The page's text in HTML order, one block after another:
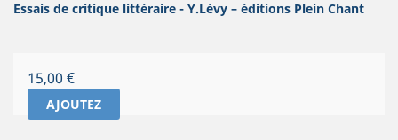
Essais de critique littéraire - Y.Lévy – éditions Plein Chant
Prix
15,00 €
AJOUTEZ